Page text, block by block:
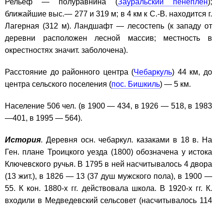
ближайшие выс.— 277 и 319 м; в 4 км к С.-В. находится г.
Лагерная (312 м). Ландшафт — лесостепь (к западу от
деревни расположен лесной массив; местность в
окрестностях значит. заболочена).
Расстояние до районного центра (Чебаркуль) 44 км, до
центра сельского поселения (пос. Бишкиль) — 5 км.
Население 506 чел. (в 1900 — 434, в 1926 — 518, в 1983
—401, в 1995 — 564).
История. Деревня осн. чебаркул. казаками в 18 в. На
Ген. плане Троицкого уезда (1800) обозначена у истока
Ключевского ручья. В 1795 в ней насчитывалось 4 двора
(13 жит.), в 1826 — 13 (37 душ мужского пола), в 1900 —
55. К кон. 1880-х гг. действовала школа. В 1920-х гг. К.
входили в Медведевский сельсовет (насчитывалось 114